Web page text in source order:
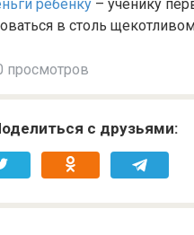
ребенку – ученику
в столь
просмотров
с друзьями: